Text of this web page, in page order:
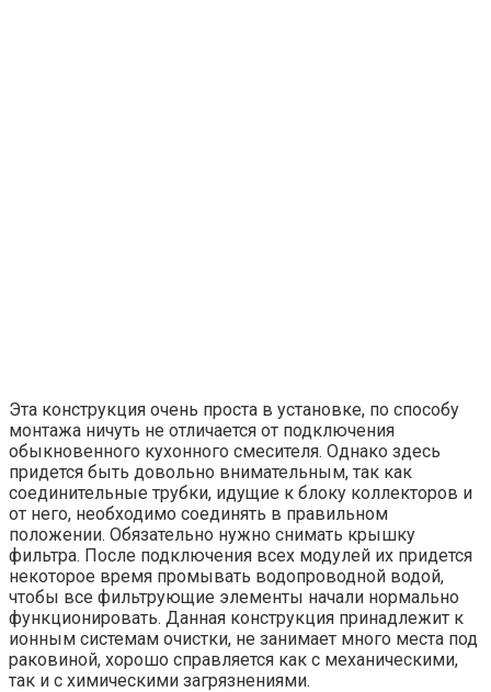
Эта конструкция очень проста в установке, по способу
монтажа ничуть не отличается от подключения
обыкновенного кухонного смесителя. Однако здесь
придется быть довольно внимательным, так как
соединительные трубки, идущие к блоку коллекторов и
от него, необходимо соединять в правильном
положении. Обязательно нужно снимать крышку
фильтра. После подключения всех модулей их придется
некоторое время промывать водопроводной водой,
чтобы все фильтрующие элементы начали нормально
функционировать. Данная конструкция принадлежит к
ионным системам очистки, не занимает много места под
раковиной, хорошо справляется как с механическими,
так и с химическими загрязнениями.